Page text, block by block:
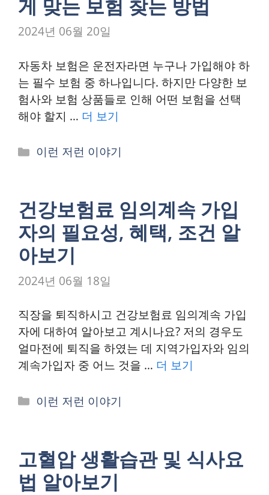
게 맞는 보험 찾는 방법
2024년 06월 20일
자동차 보험은 운전자라면 누구나 가입해야 하
는 필수 보험 중 하나입니다. 하지만 다양한 보
험사와 보험 상품들로 인해 어떤 보험을 선택
해야 할지 … 더 보기
카
리
이런 저런 이야기
건강보험료 임의계속 가입
자의 필요성, 혜택, 조건 알
아보기
2024년 06월 18일
직장을 퇴직하시고 건강보험료 임의계속 가입
자에 대하여 알아보고 계시나요? 저의 경우도
얼마전에 퇴직을 하였는 데 지역가입자와 임의
계속가입자 중 어느 것을 … 더 보기
카
리
이런 저런 이야기
고혈압 생활습관 및 식사요
법 알아보기